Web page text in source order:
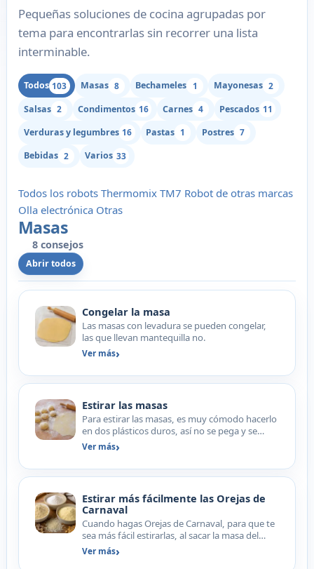
Pequeñas soluciones de cocina agrupadas por
tema para encontrarlas sin recorrer una lista
interminable.
Todos 103 Masas 8 Bechameles 1 Mayonesas 2
Salsas 2 Condimentos 16 Carnes 4 Pescados 11
Verduras y legumbres 16 Pastas 1 Postres 7
Bebidas 2 Varios 33
Todos los robots Thermomix TM7 Robot de otras marcas
Olla electrónica Otras
Masas
8 consejos
Abrir todos
Congelar la masa
Las masas con levadura se pueden congelar,
las que llevan mantequilla no.
Ver más
Estirar las masas
Para estirar las masas, es muy cómodo hacerlo
en dos plásticos duros, así no se pega y se
amasa mejor.
Ver más
Estirar más fácilmente las Orejas de
Carnaval
Cuando hagas Orejas de Carnaval, para que te
sea más fácil estirarlas, al sacar la masa del
vaso, vas hac…
Ver más